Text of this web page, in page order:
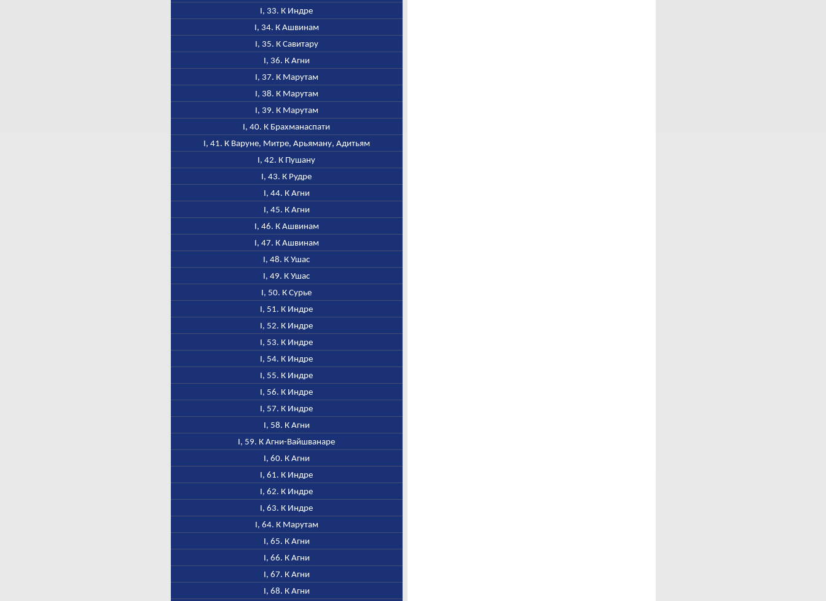
I, 33. К Индре
I, 34. К Ашвинам
I, 35. К Савитару
I, 36. К Агни
I, 37. К Марутам
I, 38. К Марутам
I, 39. К Марутам
I, 40. К Брахманаспати
I, 41. К Варуне, Митре, Арьяману, Адитьям
I, 42. К Пушану
I, 43. К Рудре
I, 44. К Агни
I, 45. К Агни
I, 46. К Ашвинам
I, 47. К Ашвинам
I, 48. К Ушас
I, 49. К Ушас
I, 50. К Сурье
I, 51. К Индре
I, 52. К Индре
I, 53. К Индре
I, 54. К Индре
I, 55. К Индре
I, 56. К Индре
I, 57. К Индре
I, 58. К Агни
I, 59. К Агни-Вайшванаре
I, 60. К Агни
I, 61. К Индре
I, 62. К Индре
I, 63. К Индре
I, 64. К Марутам
I, 65. К Агни
I, 66. К Агни
I, 67. К Агни
I, 68. К Агни